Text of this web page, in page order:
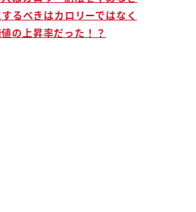
るべきはカロリーではなく
の上昇率だった！？